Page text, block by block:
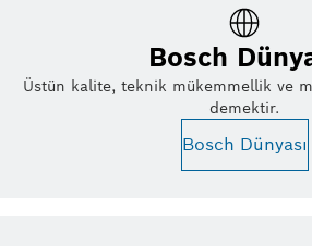
Bosch
Üstün kalite, teknik mükemmellik ve
demektir.
Bosch Dünyası